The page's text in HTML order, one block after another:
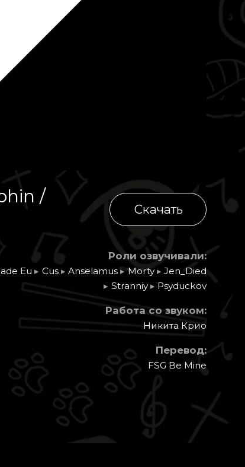
/
Скачать
Роли озвучивали:
Eu ▸ Cus ▸ Anselamus ▸ Morty ▸ Jen_Died
▸ Stranniy ▸ Psyduckov
Работа со звуком:
Никита Крио
Перевод:
FSG Be Mine